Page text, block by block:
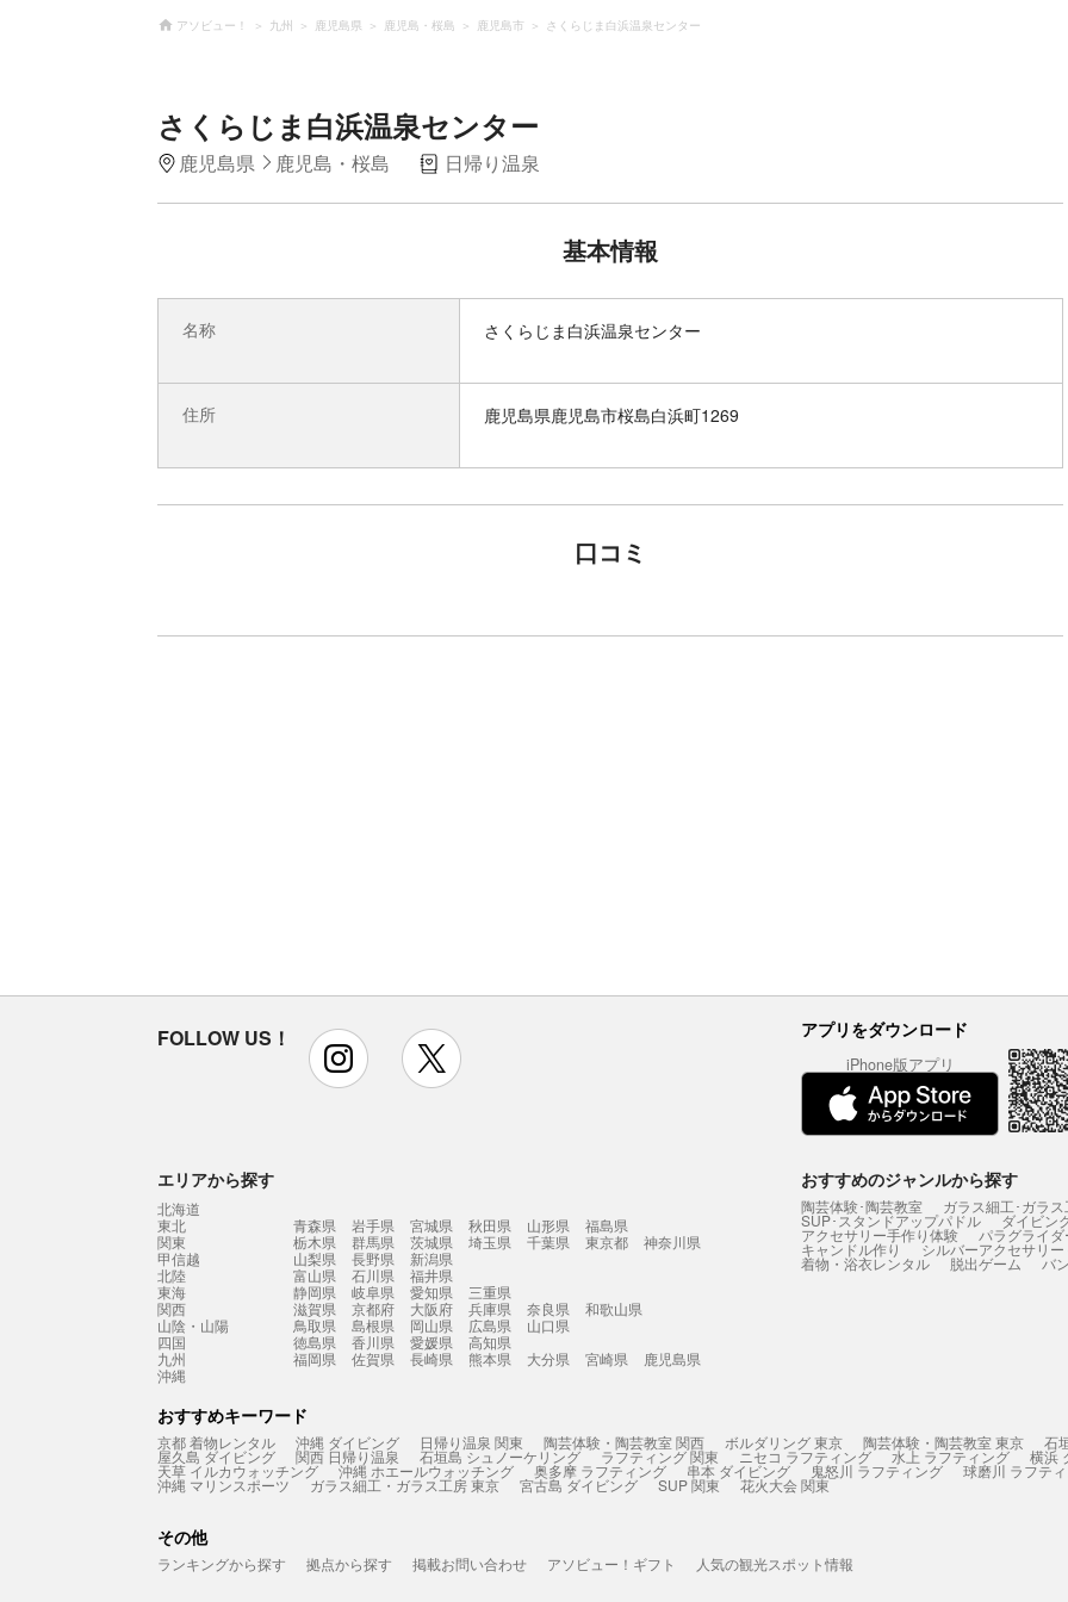
アソビュー！ 九州 鹿児島県 鹿児島・桜島 鹿児島市 さくらじま白浜温泉センター
さくらじま白浜温泉センター
鹿児島県 鹿児島・桜島 日帰り温泉
基本情報
名称 さくらじま白浜温泉センター
住所 鹿児島県鹿児島市桜島白浜町1269
口コミ
FOLLOW US！ instagram アプリをダウンロード
iPhone版アプリ
エリアから探す
北海道
東北
青森県 岩手県 宮城県 秋田県 山形県
福島県
関東
栃木県 群馬県 茨城県 埼玉県 千葉県 東京都
神奈川県
甲信越
山梨県 長野県
新潟県
北陸
富山県 石川県
福井県
東海
静岡県 岐阜県 愛知県
三重県
関西
滋賀県 京都府 大阪府 兵庫県 奈良県
和歌山県
山陰・山陽
鳥取県 島根県 岡山県 広島県
山口県
四国
徳島県 香川県 愛媛県
高知県
九州
福岡県 佐賀県 長崎県 熊本県 大分県 宮崎県
鹿児島県
沖縄
おすすめのジャンルから探す
陶芸体験･陶芸教室 ガラス細工･ガラ
SUP･スタンドアップパドル ダイビン
アクセサリー手作り体験 パラグライダ
キャンドル作り シルバーアクセサリ
着物・浴衣レンタル 脱出ゲーム バ
おすすめキーワード
京都 着物レンタル 沖縄 ダイビング 日帰り温泉 関東 陶芸体験・陶芸教室 関西 ボルダリング 東京 陶芸体験・陶芸教室 東京 石
屋久島 ダイビング 関西 日帰り温泉 石垣島 シュノーケリング ラフティング 関東 ニセコ ラフティング 水上 ラフティング 横浜
天草 イルカウォッチング 沖縄 ホエールウォッチング 奥多摩 ラフティング 串本 ダイビング 鬼怒川 ラフティング 球磨川 ラフテ
沖縄 マリンスポーツ ガラス細工・ガラス工房 東京 宮古島 ダイビング SUP 関東 花火大会 関東
その他
ランキングから探す 拠点から探す 掲載お問い合わせ アソビュー！ギフト 人気の観光スポット情報